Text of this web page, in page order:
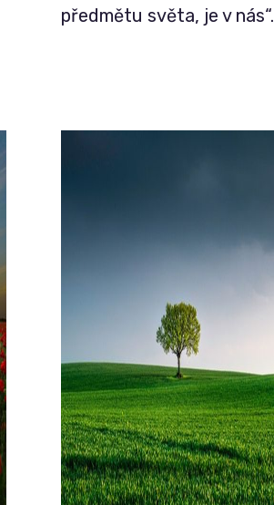
předmětu světa, je v nás“.